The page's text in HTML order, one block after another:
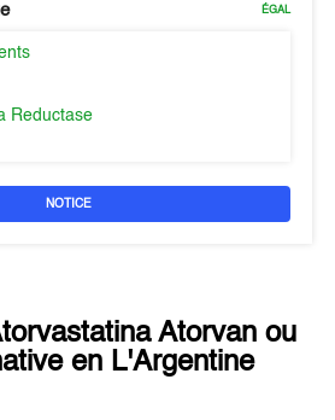
ÉGAL
Reductase
NOTICE
Atorvan ou
en L'Argentine